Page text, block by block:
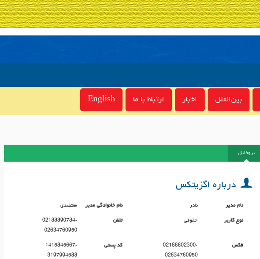
بین‌الملل اخبار ارتباط با ما English
پروفایل
درباره اگزیتکس
نام مدیر نادر نام خانوادگی مدیر معتضدی
نوع کاربر حقوقی تلفن
02188890784-
02634760950
فکس
02188802300-
02634760950
کد پستی
1415845667-
3197994588